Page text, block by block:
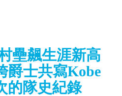
壘飆生涯新高
爵士共寫Kobe
的隊史紀錄